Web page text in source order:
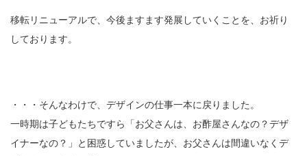
移転リニューアルで、今後ますます発展していくことを、お祈り
しております。
・・・そんなわけで、デザインの仕事一本に戻りました。
一時期は子どもたちですら「お父さんは、お酢屋さんなの？デザ
イナーなの？」と困惑していましたが、お父さんは間違いなくデ